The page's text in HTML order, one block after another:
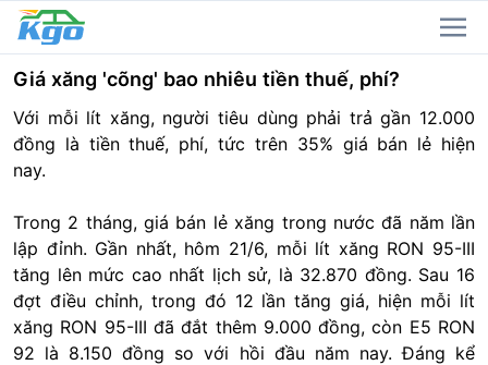
Giá xăng 'cõng' bao nhiêu tiền thuế, phí?
Với mỗi lít xăng, người tiêu dùng phải trả gần 12.000
đồng là tiền thuế, phí, tức trên 35% giá bán lẻ hiện
nay.
Trong 2 tháng, giá bán lẻ xăng trong nước đã năm lần
lập đỉnh. Gần nhất, hôm 21/6, mỗi lít xăng RON 95-III
tăng lên mức cao nhất lịch sử, là 32.870 đồng. Sau 16
đợt điều chỉnh, trong đó 12 lần tăng giá, hiện mỗi lít
xăng RON 95-III đã đắt thêm 9.000 đồng, còn E5 RON
92 là 8.150 đồng so với hồi đầu năm nay. Đáng kể